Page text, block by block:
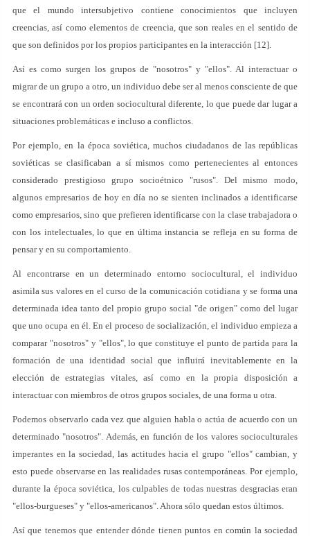
que el mundo intersubjetivo contiene conocimientos que incluyen
creencias, así como elementos de creencia, que son reales en el sentido de
que son definidos por los propios participantes en la interacción [12].
Así es como surgen los grupos de "nosotros" y "ellos". Al interactuar o
migrar de un grupo a otro, un individuo debe ser al menos consciente de que
se encontrará con un orden sociocultural diferente, lo que puede dar lugar a
situaciones problemáticas e incluso a conflictos.
Por ejemplo, en la época soviética, muchos ciudadanos de las repúblicas
soviéticas se clasificaban a sí mismos como pertenecientes al entonces
considerado prestigioso grupo socioétnico "rusos". Del mismo modo,
algunos empresarios de hoy en día no se sienten inclinados a identificarse
como empresarios, sino que prefieren identificarse con la clase trabajadora o
con los intelectuales, lo que en última instancia se refleja en su forma de
pensar y en su comportamiento.
Al encontrarse en un determinado entorno sociocultural, el individuo
asimila sus valores en el curso de la comunicación cotidiana y se forma una
determinada idea tanto del propio grupo social "de origen" como del lugar
que uno ocupa en él. En el proceso de socialización, el individuo empieza a
comparar "nosotros" y "ellos", lo que constituye el punto de partida para la
formación de una identidad social que influirá inevitablemente en la
elección de estrategias vitales, así como en la propia disposición a
interactuar con miembros de otros grupos sociales, de una forma u otra.
Podemos observarlo cada vez que alguien habla o actúa de acuerdo con un
determinado "nosotros". Además, en función de los valores socioculturales
imperantes en la sociedad, las actitudes hacia el grupo "ellos" cambian, y
esto puede observarse en las realidades rusas contemporáneas. Por ejemplo,
durante la época soviética, los culpables de todas nuestras desgracias eran
"ellos-burgueses" y "ellos-americanos". Ahora sólo quedan estos últimos.
Así que tenemos que entender dónde tienen puntos en común la sociedad